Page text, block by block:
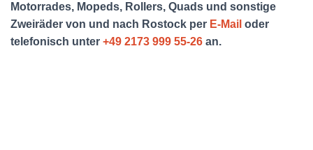
Motorrades, Mopeds, Rollers, Quads und sonstige
Zweiräder von und nach Rostock per E-Mail oder
telefonisch unter +49 2173 999 55-26 an.